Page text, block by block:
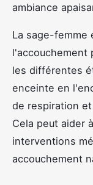
ambiance
La sage-femme
l'accouchement
les différentes
enceinte en
de respiration
Cela peut aider
interventions
accouchement